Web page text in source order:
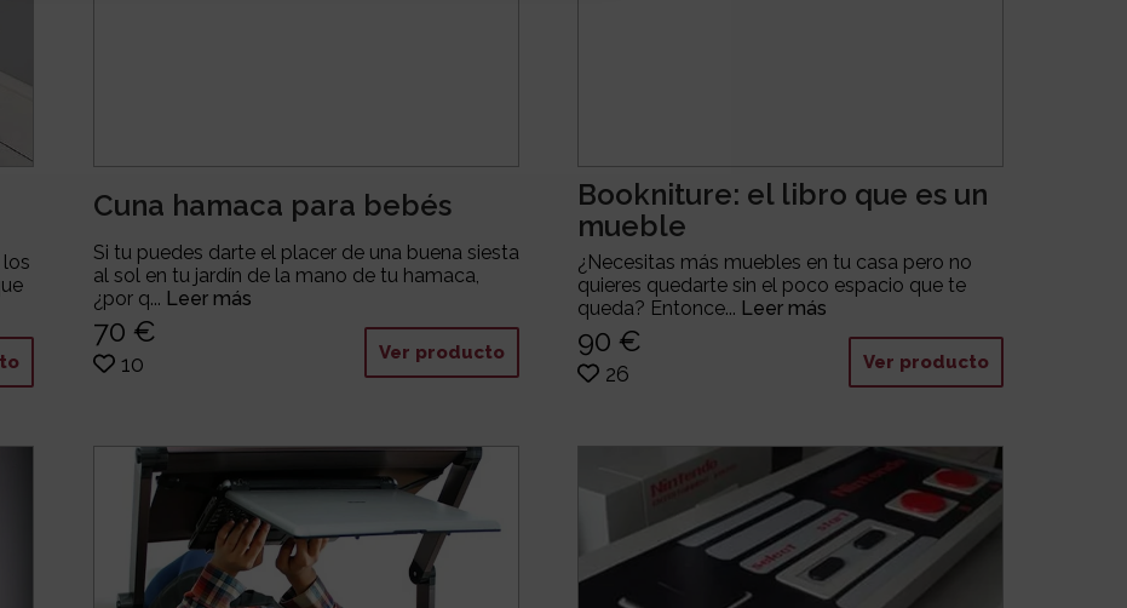
Cuna hamaca para bebés
Si tu puedes darte el placer de una buena siesta
al sol en tu jardín de la mano de tu hamaca,
¿por q... Leer más
70 €
10 Ver producto
Bookniture: el libro que es un
mueble
¿Necesitas más muebles en tu casa pero no
quieres quedarte sin el poco espacio que te
queda? Entonce... Leer más
90 €
26 Ver producto